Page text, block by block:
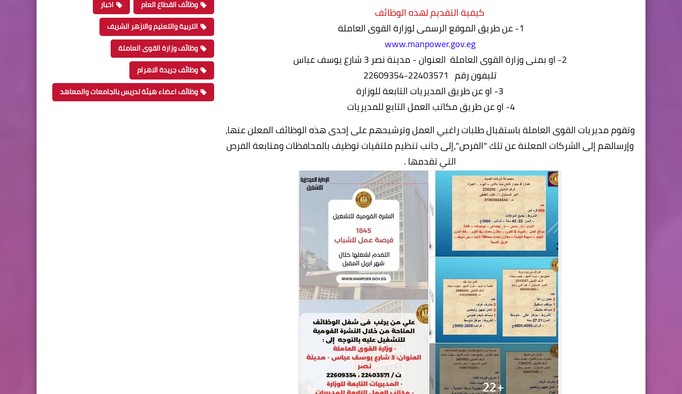
كيفية التقديم لهذه الوظائف
1- عن طريق الموقع الرسمى لوزارة القوى العاملة
www.manpower.gov.eg
2- او بمنى وزارة القوى العاملة العنوان - مدينة نصر 3 شارع يوسف عباس
تليفون رقم 22403571-22609354
3- او عن طريق المديريات التابعة للوزارة
4- او عن طريق مكاتب العمل التابع للمديريات
وتقوم مديريات القوى العاملة باستقبال طلبات راغبي العمل وترشيحهم على إحدى هذه الوظائف المعلن عنها،
وإرسالهم إلى الشركات المعلنة عن تلك "الفرص"،إلى جانب تنظيم ملتقيات توظيف بالمحافظات ومتابعة الفرص
التي تقدمها .
وظائف القطاع العام
اخبار
التربية والتعليم والازهر الشريف
وظائف وزارة القوى العاملة
وظائف جريدة الاهرام
وظائف اعضاء هيئة تدريس بالجامعات والمعاهد